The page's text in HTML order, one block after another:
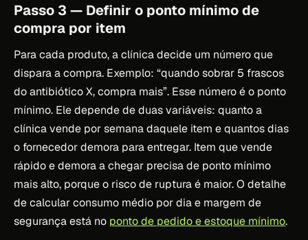
Passo 3 — Definir o ponto mínimo de
compra por item
Para cada produto, a clínica decide um número que
dispara a compra. Exemplo: “quando sobrar 5 frascos
do antibiótico X, compra mais”. Esse número é o ponto
mínimo. Ele depende de duas variáveis: quanto a
clínica vende por semana daquele item e quantos dias
o fornecedor demora para entregar. Item que vende
rápido e demora a chegar precisa de ponto mínimo
mais alto, porque o risco de ruptura é maior. O detalhe
de calcular consumo médio por dia e margem de
segurança está no ponto de pedido e estoque mínimo.